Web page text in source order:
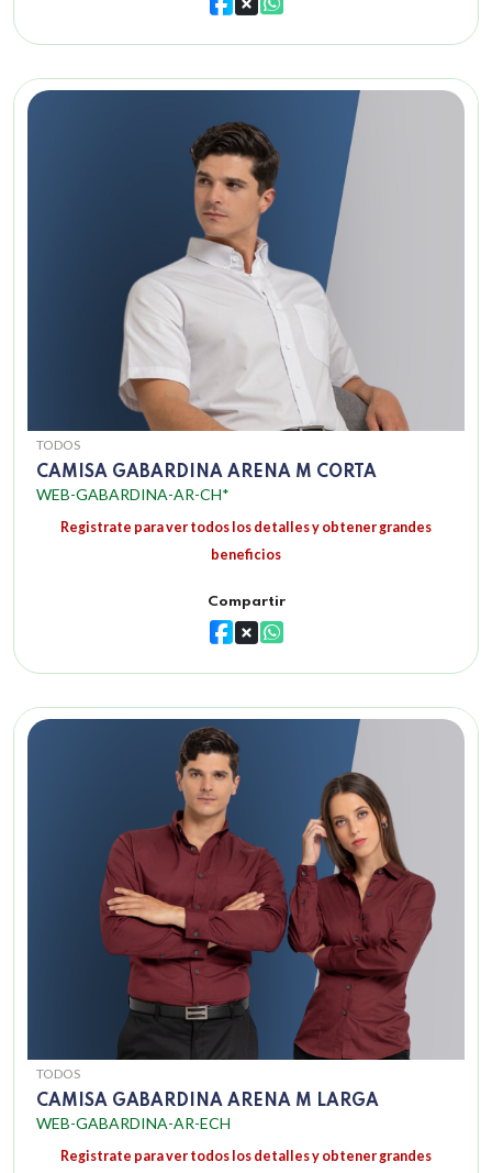
TODOS
CAMISA GABARDINA ARENA M CORTA
WEB-GABARDINA-AR-CH*
Registrate para ver todos los detalles y obtener grandes
beneficios
Compartir
TODOS
CAMISA GABARDINA ARENA M LARGA
WEB-GABARDINA-AR-ECH
Registrate para ver todos los detalles y obtener grandes